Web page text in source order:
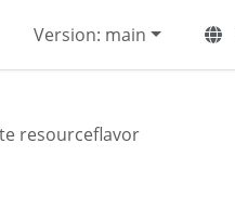
Version: main
resourceflavor